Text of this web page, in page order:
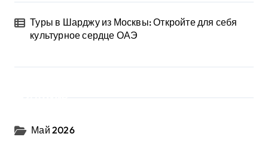
Туры в Шарджу из Москвы: Откройте для себя
культурное сердце ОАЭ
Май 2026